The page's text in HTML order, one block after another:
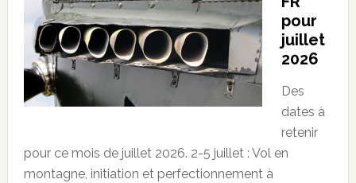
pour
juillet
2026
Des
dates à
retenir
pour ce mois de juillet 2026. 2-5 juillet : Vol en
montagne, initiation et perfectionnement à